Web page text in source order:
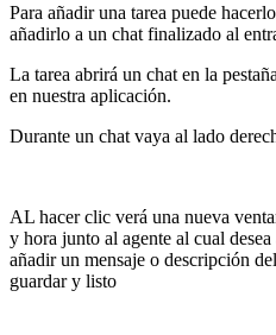
Para añadir una tarea puede
añadirlo a un chat finalizado al
La tarea abrirá un chat en la
en nuestra aplicación.
Durante un chat vaya al lado
AL hacer clic verá una nueva
y hora junto al agente al cual
añadir un mensaje o descripción
guardar y listo